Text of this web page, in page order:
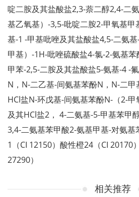
啶二胺及其盐酸盐2,3-萘二醇2,4-二
基乙氧基）-3,5-吡啶二胺2-甲氧基
基-1 -甲基吡唑及其盐酸盐4,5-二氨基
甲基）-1H-吡唑硫酸盐4-氯-2-氨基
甲苯-2,5-二胺及其盐酸盐5-氨基-4 -
N，N-二乙基-间氨基苯酚N，N-二
HCl盐N-环戊基-间氨基苯酚N-（2-
及其HCl盐2， 4-二氨基-5-甲基苯甲
3,4-二氨基苯甲酸2-氨基甲基-对氨基
1（CI 12150）酸性橙24（CI 20170
27290）
相关推荐